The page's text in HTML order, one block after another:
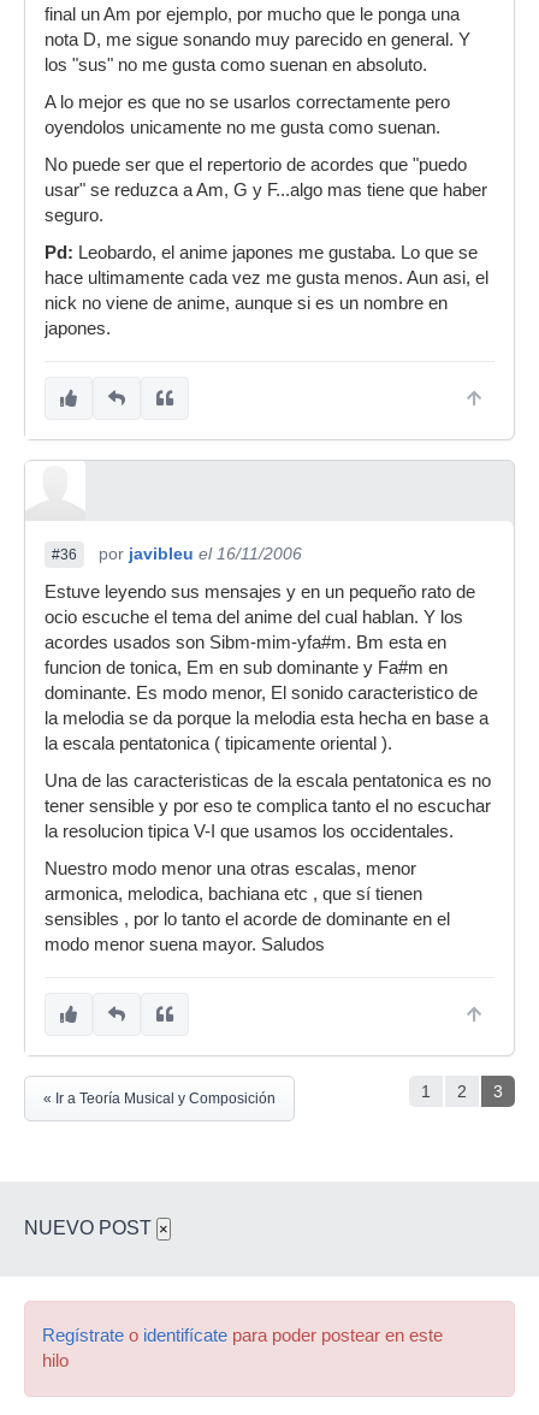
final un Am por ejemplo, por mucho que le ponga una
nota D, me sigue sonando muy parecido en general. Y
los "sus" no me gusta como suenan en absoluto.
A lo mejor es que no se usarlos correctamente pero
oyendolos unicamente no me gusta como suenan.
No puede ser que el repertorio de acordes que "puedo
usar" se reduzca a Am, G y F...algo mas tiene que haber
seguro.
Pd: Leobardo, el anime japones me gustaba. Lo que se
hace ultimamente cada vez me gusta menos. Aun asi, el
nick no viene de anime, aunque si es un nombre en
japones.
#36 por javibleu el 16/11/2006
Estuve leyendo sus mensajes y en un pequeño rato de
ocio escuche el tema del anime del cual hablan. Y los
acordes usados son Sibm-mim-yfa#m. Bm esta en
funcion de tonica, Em en sub dominante y Fa#m en
dominante. Es modo menor, El sonido caracteristico de
la melodia se da porque la melodia esta hecha en base a
la escala pentatonica ( tipicamente oriental ).
Una de las caracteristicas de la escala pentatonica es no
tener sensible y por eso te complica tanto el no escuchar
la resolucion tipica V-I que usamos los occidentales.
Nuestro modo menor una otras escalas, menor
armonica, melodica, bachiana etc , que sí tienen
sensibles , por lo tanto el acorde de dominante en el
modo menor suena mayor. Saludos
1 2 3
« Ir a Teoría Musical y Composición
NUEVO POST ×
Regístrate o identifícate para poder postear en este
hilo